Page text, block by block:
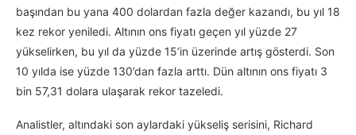
başından bu yana 400 dolardan fazla değer kazandı, bu yıl 18
kez rekor yeniledi. Altının ons fiyatı geçen yıl yüzde 27
yükselirken, bu yıl da yüzde 15’in üzerinde artış gösterdi. Son
10 yılda ise yüzde 130’dan fazla arttı. Dün altının ons fiyatı 3
bin 57,31 dolara ulaşarak rekor tazeledi.
Analistler, altındaki son aylardaki yükseliş serisini, Richard